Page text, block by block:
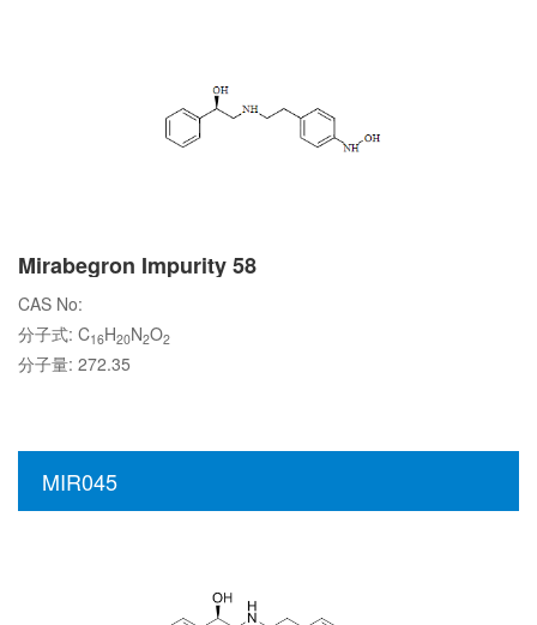
Mirabegron Impurity 58
CAS No:
分子式: C16H20N2O2
分子量: 272.35
MIR045